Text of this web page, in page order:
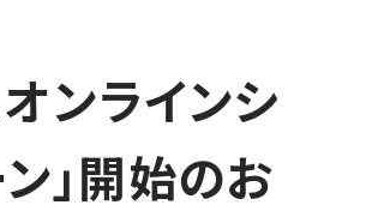
ンラインシ
」開始のお